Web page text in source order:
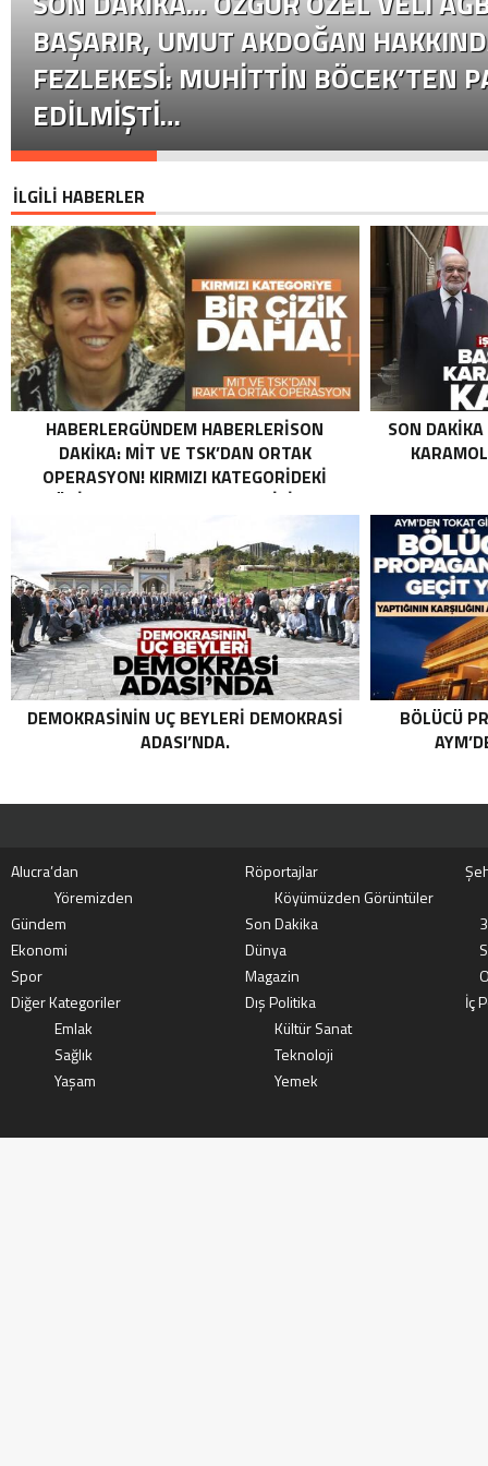
BAŞARIR, UMUT AKDOĞAN
FEZLEKESI: MUHITTIN BÖCEK’TEN
EDILMIŞTI…
İLGİLİ HABERLER
HABERLERGÜNDEM HABERLERISON
DAKIKA: MİT VE TSK’DAN ORTAK
OPERASYON! KIRMIZI KATEGORIDEKI
TERÖRIST NAZLI TAŞPINAR ETKISIZ HALE
ORTAK OPERASYON! KIRMIZI
KATEGORIDEKI TERÖRIST NAZLI
TAŞPINAR ETKISIZ HALE GETIRILDI .
SON
DEMOKRASININ UÇ BEYLERI DEMOKRASI
ADASI’NDA.
BÖLÜCÜ
Alucra’dan Röportajlar
Yöremizden
Köyümüzden Görüntüler
Gündem
Son Dakika
Ekonomi
Dünya
Spor
Magazin
Diğer Kategoriler
Dış Politika
İç
Emlak
Kültür Sanat
Sağlık
Teknoloji
Yaşam
Yemek